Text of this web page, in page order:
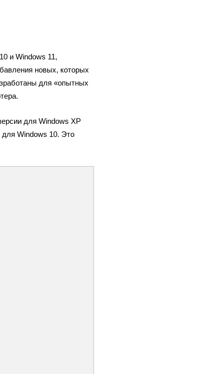
и Windows 11,
новых, которых
для «опытных
для Windows XP
для Windows 10. Это